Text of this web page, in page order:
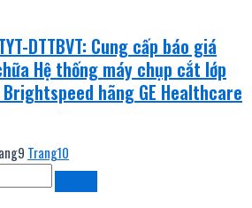
DTTBVT: Cung cấp báo giá
Hệ thống máy chụp cắt lớp
hãng GE Healthcare
9 Trang10